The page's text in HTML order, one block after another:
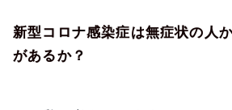
新型コロナ感染症は無症状の人
があるか？